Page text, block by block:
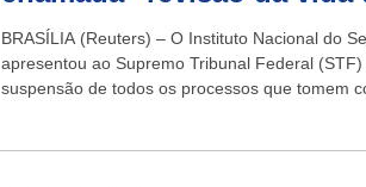
BRASÍLIA (Reuters) – O Instituto Nacional do
apresentou ao Supremo Tribunal Federal
suspensão de todos os processos que tomem